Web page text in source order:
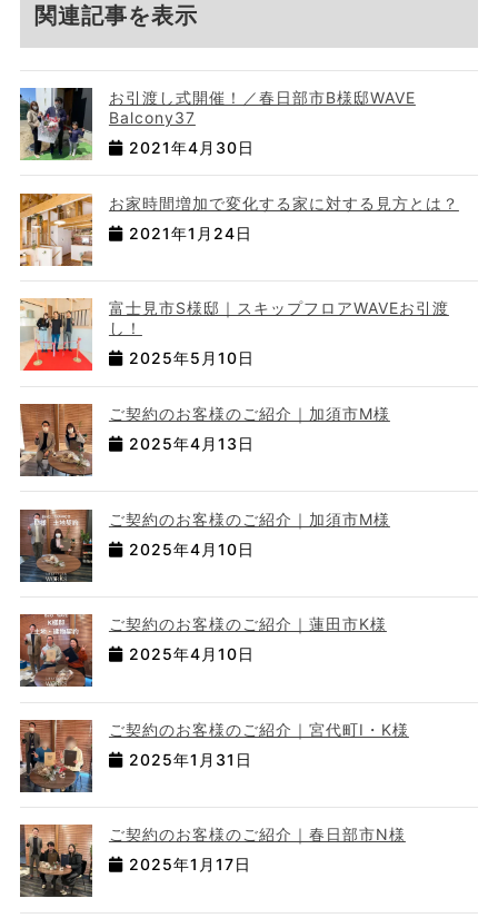
関連記事を表示
お引渡し式開催！／春日部市B様邸WAVE
Balcony37
2021年4月30日
お家時間増加で変化する家に対する見方とは？
2021年1月24日
富士見市S様邸｜スキップフロアWAVEお引渡
し！
2025年5月10日
ご契約のお客様のご紹介｜加須市M様
2025年4月13日
ご契約のお客様のご紹介｜加須市M様
2025年4月10日
ご契約のお客様のご紹介｜蓮田市K様
2025年4月10日
ご契約のお客様のご紹介｜宮代町I・K様
2025年1月31日
ご契約のお客様のご紹介｜春日部市N様
2025年1月17日